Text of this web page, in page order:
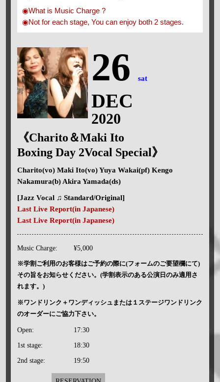
◉What is Music Charge ?
◉Not for each stage, You can enjoy both 2 stages.
26 sat
DEC
2020
《Charito＆Maki Ito
Boxing Day 2Vocal Special》
Charito(vo) Maki Ito(vo) Yuya Wakai(pf) Kengo
Nakamura(b) Akira Yamada(ds)
[Jazz Vocal ♫ Standard/Original]
Last Live Report(in Japanese)
Last Live Report(in Japanese)
Music Charge: ¥5,000
※学割ご利用のお客様はご予約の際に(フォームのご要望欄にて)
その旨をお知らせください。(学割表示のある公演日のみ適用さ
れます。)
※ワンドリンク＋ワンディッシュまたは１ステージワンドリンク
のオーダーにご協力下さい。
Open: 17:30
1st stage: 18:30
2nd stage: 19:50